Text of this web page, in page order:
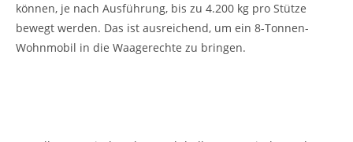
können, je nach Ausführung, bis zu 4.200 kg pro Stütze
bewegt werden. Das ist ausreichend, um ein 8-Tonnen-
Wohnmobil in die Waagerechte zu bringen.